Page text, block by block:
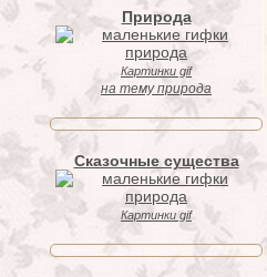
Природа
Картинки gif
на тему природа
Сказочные существа
Картинки gif